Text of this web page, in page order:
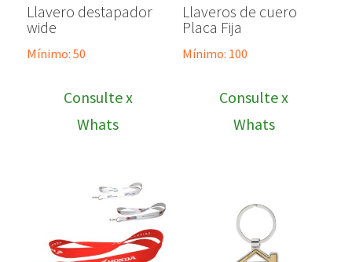
Llavero destapador
wide
Mínimo: 50
Consulte x
Whats
Llaveros de cuero
Placa Fija
Mínimo: 100
Consulte x
Whats